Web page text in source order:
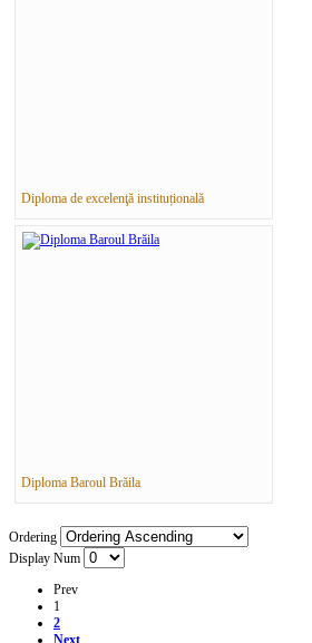
Diploma de excelenţă instituțională
Diploma Baroul Brăila
Ordering
Display Num
Prev
1
2
Next